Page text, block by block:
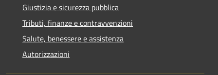
Giustizia e sicurezza pubblica
Tributi, finanze e contravvenzioni
Salute, benessere e assistenza
Autorizzazioni